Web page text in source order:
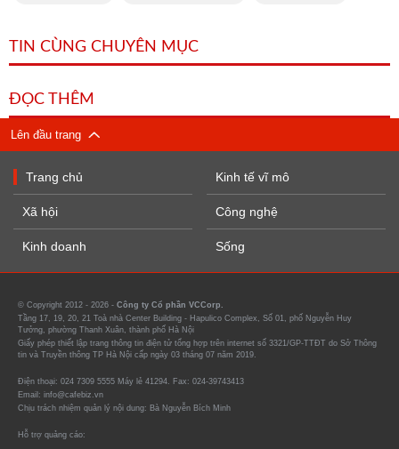
TIN CÙNG CHUYÊN MỤC
ĐỌC THÊM
Lên đầu trang
Trang chủ
Xã hội
Kinh doanh
Kinh tế vĩ mô
Công nghệ
Sống
© Copyright 2012 - 2026 - Công ty Cổ phần VCCorp.
Tầng 17, 19, 20, 21 Toà nhà Center Building - Hapulico Complex, Số 01, phố Nguyễn Huy
Tưởng, phường Thanh Xuân, thành phố Hà Nội
Giấy phép thiết lập trang thông tin điện tử tổng hợp trên internet số 3321/GP-TTĐT do Sở Thông
tin và Truyền thông TP Hà Nội cấp ngày 03 tháng 07 năm 2019.
Điện thoại: 024 7309 5555 Máy lẻ 41294. Fax: 024-39743413
Email: info@cafebiz.vn
Chịu trách nhiệm quản lý nội dung: Bà Nguyễn Bích Minh
Hỗ trợ quảng cáo: